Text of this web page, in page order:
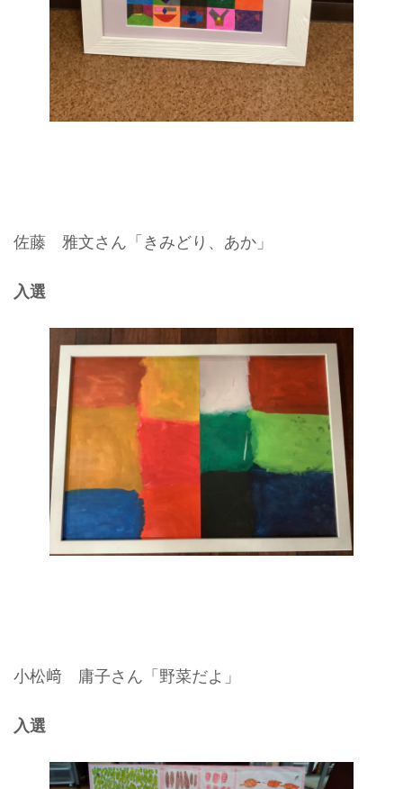
佐藤 雅文さん「きみどり、あか」
入選
小松﨑 庸子さん「野菜だよ」
入選